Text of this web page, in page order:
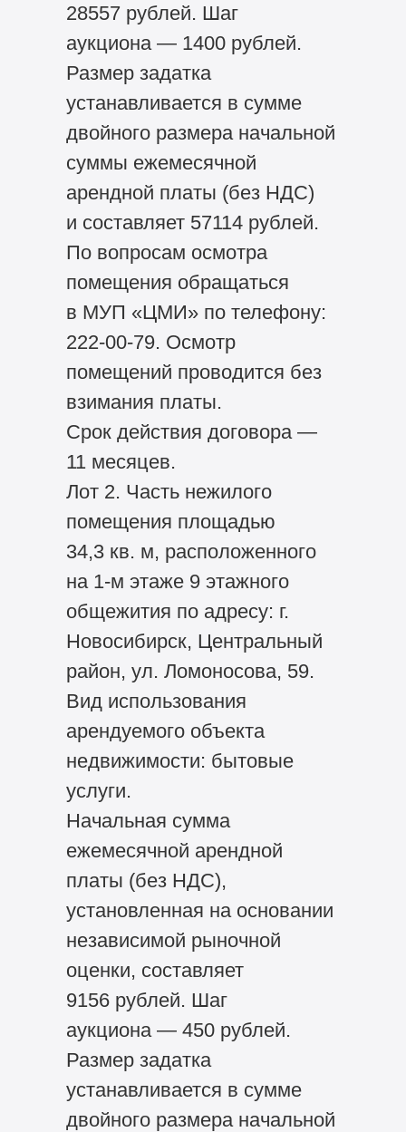
28557 рублей. Шаг
аукциона — 1400 рублей.
Размер задатка
устанавливается в сумме
двойного размера начальной
суммы ежемесячной
арендной платы (без НДС)
и составляет 57114 рублей.
По вопросам осмотра
помещения обращаться
в МУП «ЦМИ» по телефону:
222-00-79. Осмотр
помещений проводится без
взимания платы.
Срок действия договора —
11 месяцев.
Лот 2. Часть нежилого
помещения площадью
34,3 кв. м, расположенного
на 1-м этаже 9 этажного
общежития по адресу: г.
Новосибирск, Центральный
район, ул. Ломоносова, 59.
Вид использования
арендуемого объекта
недвижимости: бытовые
услуги.
Начальная сумма
ежемесячной арендной
платы (без НДС),
установленная на основании
независимой рыночной
оценки, составляет
9156 рублей. Шаг
аукциона — 450 рублей.
Размер задатка
устанавливается в сумме
двойного размера начальной